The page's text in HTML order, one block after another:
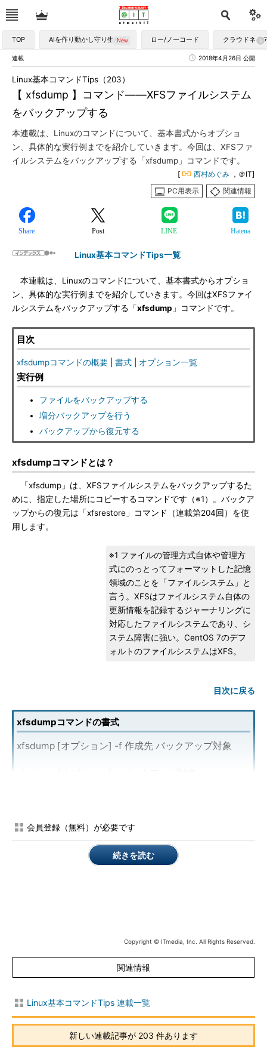
TOP AIを作り動かし守り生かす ロー/ノーコード クラウドネイ
連載 2018年4月26日 公開
【 xfsdump 】コマンド――XFSファイルシステム
をバックアップする
Linux基本コマンドTips（203）
本連載は、Linuxのコマンドについて、基本書式からオプショ
ン、具体的な実行例までを紹介していきます。今回は、XFSファ
イルシステムをバックアップする「xfsdump」コマンドです。
[ 西村めぐみ ，＠IT]
PC用表示
関連情報
Share Post LINE Hatena
Linux基本コマンドTips一覧
本連載は、Linuxのコマンドについて、基本書式からオプショ
ン、具体的な実行例までを紹介していきます。今回はXFSファイ
ルシステムをバックアップする「xfsdump 」コマンドです。
目次
xfsdumpコマンドの概要 書式 オプション一覧
実行例
ファイルをバックアップする
増分バックアップを行う
バックアップから復元する
xfsdumpコマンドとは？
「xfsdump」は、XFSファイルシステムをバックアップするた
めに、指定した場所にコピーするコマンドです（※1）。バックア
ップからの復元は「xfsrestore」コマンド（連載第204回）を使
用します。
※1 ファイルの管理方式自体や管理方
式にのっとってフォーマットした記憶
領域のことを「ファイルシステム」と
言う。XFSはファイルシステム自体の
更新情報を記録するジャーナリングに
対応したファイルシステムであり、シ
ステム障害に強い。CentOS 7のデフ
ォルトのファイルシステムはXFS。
目次に戻る
xfsdumpコマンドの書式
xfsdump [オプション] -f 作成先 バックアップ対象
xfsdumpの主なオプション
ップの際に使用する（本文参照）。「0」は対象全てをバックアップす
る（デフォルト）。
バックアップの出力先（ファイルやデバイスの他、リモートホストのフ
会員登録（無料）が必要です
続きを読む
Copyright © ITmedia, Inc. All Rights Reserved.
関連情報
Linux基本コマンドTips 連載一覧
新しい連載記事が 203 件あります